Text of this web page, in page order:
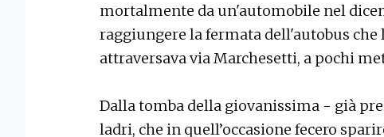
mortalmente da un'automobile nel
raggiungere la fermata dell'autobus che
attraversava via Marchesetti, a pochi
Dalla tomba della giovanissima - già
ladri, che in quell’occasione fecero